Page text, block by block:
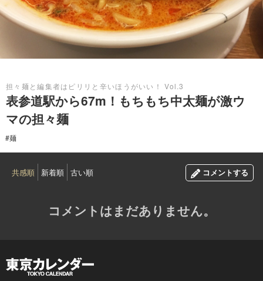
担々麺と編集者はピリリと辛いほうがいい！ Vol.3
表参道駅から67m！もちもち中太麺が激ウ
マの担々麺
#麺
共感順 新着順 古い順 コメントする
コメントはまだありません。